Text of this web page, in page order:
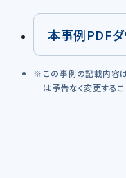
本事例PDFダ
この事例の記載内容
は予告なく変更するこ